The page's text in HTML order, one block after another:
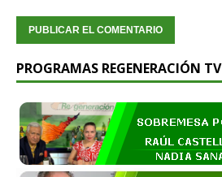
PROGRAMAS REGENERACIÓN TV